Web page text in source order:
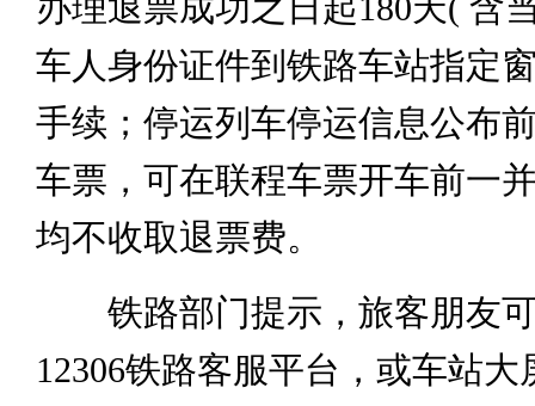
车人身份证件到铁路车站指定
手续；停运列车停运信息公布
车票，可在联程车票开车前一
均不收取退票费。
铁路部门提示，旅客朋友可
12306铁路客服平台，或车站大